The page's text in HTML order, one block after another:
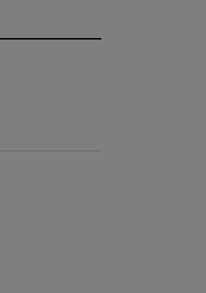
繊維和紙100%
ン100％
革:牛革
ップ含む)